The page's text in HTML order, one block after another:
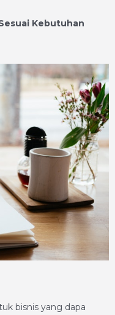
Kebutuhan
bisnis yang dapa